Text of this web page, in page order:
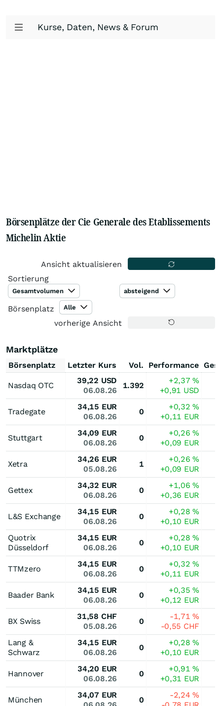
Kurse, Daten, News & Forum
Börsenplätze der Cie Generale des Etablissements
Michelin Aktie
Ansicht aktualisieren
Sortierung
Gesamtvolumen absteigend
Börsenplatz Alle
vorherige Ansicht
Marktplätze
Börsenplatz Letzter Kurs Vol. Performance
Nasdaq OTC
39,22 USD
06.08.26
1.392
+2,37%
+0,91 USD
Tradegate
34,15 EUR
06.08.26
0
+0,32%
+0,11 EUR
Stuttgart
34,09 EUR
06.08.26
0
+0,26%
+0,09 EUR
Xetra
34,26 EUR
05.08.26
1
+0,26%
+0,09 EUR
Gettex
34,32 EUR
06.08.26
0
+1,06%
+0,36 EUR
L&S Exchange
34,15 EUR
06.08.26
0
+0,28%
+0,10 EUR
Quotrix
Düsseldorf
34,15 EUR
06.08.26
0
+0,28%
+0,10 EUR
TTMzero
34,15 EUR
06.08.26
0
+0,32%
+0,11 EUR
Baader Bank
34,15 EUR
06.08.26
0
+0,35%
+0,12 EUR
BX Swiss
31,58 CHF
05.08.26
0
-1,71%
-0,55 CHF
Lang &
Schwarz
34,15 EUR
06.08.26
0
+0,28%
+0,10 EUR
Hannover
34,20 EUR
06.08.26
0
+0,91%
+0,31 EUR
München
34,07 EUR
0
-2,24%